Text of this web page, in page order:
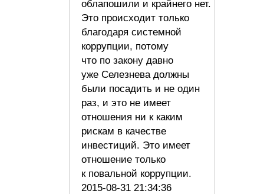
облапошили и крайнего нет.
Это происходит только
благодаря системной
коррупции, потому
что по закону давно
уже Селезнева должны
были посадить и не один
раз, и это не имеет
отношения ни к каким
рискам в качестве
инвестиций. Это имеет
отношение только
к повальной коррупции.
2015-08-31 21:34:36